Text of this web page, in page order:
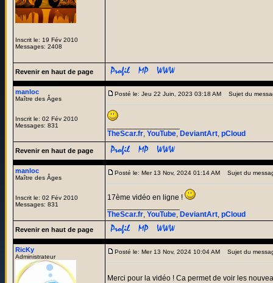
Inscrit le: 19 Fév 2010
Messages: 2408
Revenir en haut de page
manloc
Maître des Âges
Inscrit le: 02 Fév 2010
Messages: 831
Posté le: Jeu 22 Juin, 2023 03:18 AM Sujet du
TheScar.fr, YouTube, DeviantArt, pCloud
Revenir en haut de page
manloc
Maître des Âges
Inscrit le: 02 Fév 2010
Messages: 831
Posté le: Mer 13 Nov, 2024 01:14 AM Sujet du
17ème vidéo en ligne !
TheScar.fr, YouTube, DeviantArt, pCloud
Revenir en haut de page
RicKy
Administrateur
Posté le: Mer 13 Nov, 2024 10:04 AM Sujet du
Merci pour la vidéo ! Ca permet de voir les